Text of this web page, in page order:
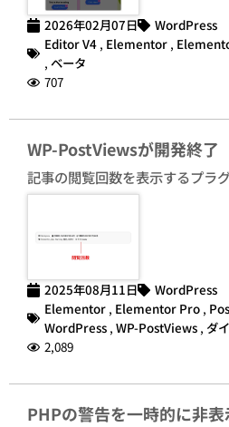
2026年02月07日
WordPress
Editor V4 , Elementor ,
, ベータ
707
WP-PostViewsが開発終了
記事の閲覧回数を表示するプラ
2025年08月11日
WordPress
Elementor , Elementor Pro ,
WordPress , WP-PostViews , ダ
2,089
PHPの警告を一時的に非表